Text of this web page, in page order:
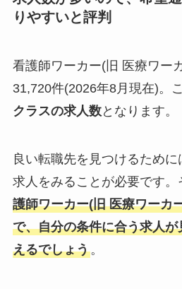
りやすいと評判
看護師ワーカー(旧 医療ワー
31,720件(2026年8月現在)。
クラスの求人数となります。
良い転職先を見つけるため
求人をみることが必要です。
護師ワーカー(旧 医療ワーカ
で、自分の条件に合う求人
えるでしょう。